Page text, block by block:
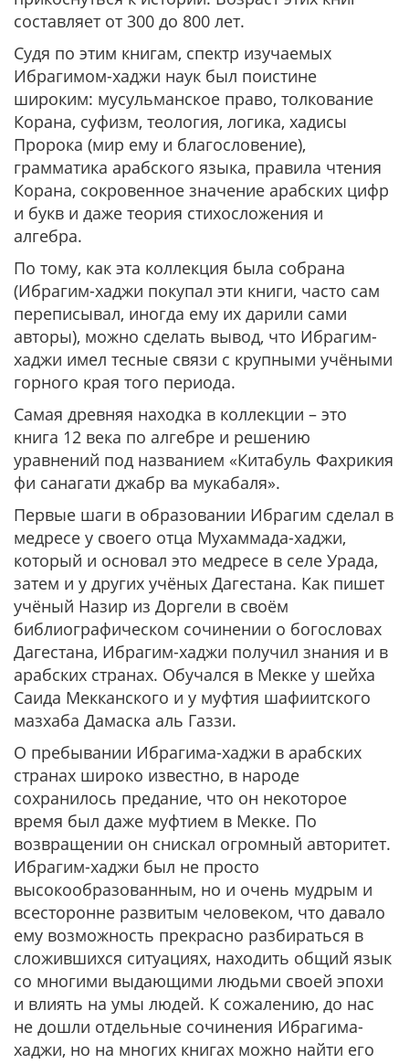
составляет от 300 до 800 лет.
Судя по этим книгам, спектр изучаемых
Ибрагимом-хаджи наук был поистине
широким: мусульманское право, толкование
Корана, суфизм, теология, логика, хадисы
Пророка (мир ему и благословение),
грамматика арабского языка, правила чтения
Корана, сокровенное значение арабских цифр
и букв и даже теория стихосложения и
алгебра.
По тому, как эта коллекция была собрана
(Ибрагим-хаджи покупал эти книги, часто сам
переписывал, иногда ему их дарили сами
авторы), можно сделать вывод, что Ибрагим-
хаджи имел тесные связи с крупными учёными
горного края того периода.
Самая древняя находка в коллекции – это
книга 12 века по алгебре и решению
уравнений под названием «Китабуль Фахрикия
фи санагати джабр ва мукабаля».
Первые шаги в образовании Ибрагим сделал в
медресе у своего отца Мухаммада-хаджи,
который и основал это медресе в селе Урада,
затем и у других учёных Дагестана. Как пишет
учёный Назир из Доргели в своём
библиографическом сочинении о богословах
Дагестана, Ибрагим-хаджи получил знания и в
арабских странах. Обучался в Мекке у шейха
Саида Мекканского и у муфтия шафиитского
мазхаба Дамаска аль Газзи.
О пребывании Ибрагима-хаджи в арабских
странах широко известно, в народе
сохранилось предание, что он некоторое
время был даже муфтием в Мекке. По
возвращении он снискал огромный авторитет.
Ибрагим-хаджи был не просто
высокообразованным, но и очень мудрым и
всесторонне развитым человеком, что давало
ему возможность прекрасно разбираться в
сложившихся ситуациях, находить общий язык
со многими выдающими людьми своей эпохи
и влиять на умы людей. К сожалению, до нас
не дошли отдельные сочинения Ибрагима-
хаджи, но на многих книгах можно найти его